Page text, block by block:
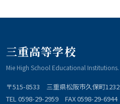
三重高等学校
Mie High School Educational Institutions.
〒515-8533 三重県松阪市久保町1232
TEL 0598-29-2959 FAX 0598-29-6944